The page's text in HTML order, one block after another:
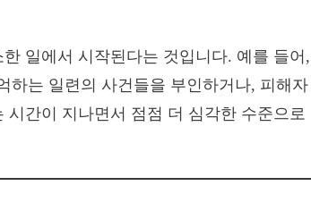
일에서 시작된다는 것입니다. 예를 들어,
하는 일련의 사건들을 부인하거나, 피해자
간이 지나면서 점점 더 심각한 수준으로